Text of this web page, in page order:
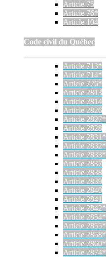
Article 75
Article 76*
Article 104
Code civil du Québec
Article 713*
Article 714*
Article 726*
Article 2813
Article 2814
Article 2826
Article 2827*
Article 2828
Article 2831*
Article 2832*
Article 2833*
Article 2837
Article 2838
Article 2839
Article 2840
Article 2841
Article 2842*
Article 2854*
Article 2855*
Article 2858*
Article 2860*
Article 2874*